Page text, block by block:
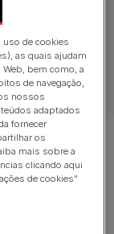
uso de cookies
as quais ajudam
Web, bem como, a
de navegação,
nossos
adaptados
fornecer
os
mais sobre a
clicando aqui
de cookies"